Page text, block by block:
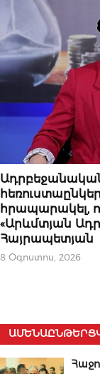
ՆՈՐՈՒԹՅՈՒՆՆԵՐ
հրապարակել,
«Արևմտյան
Հայրապետյան
8 Օգոստոս, 2026